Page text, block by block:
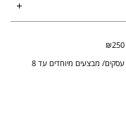
משלוחים עד 4 ימי עסקים / כלים חשמליים עד 5 ימי עסקים/ מבצעים מיוחדים עד 8